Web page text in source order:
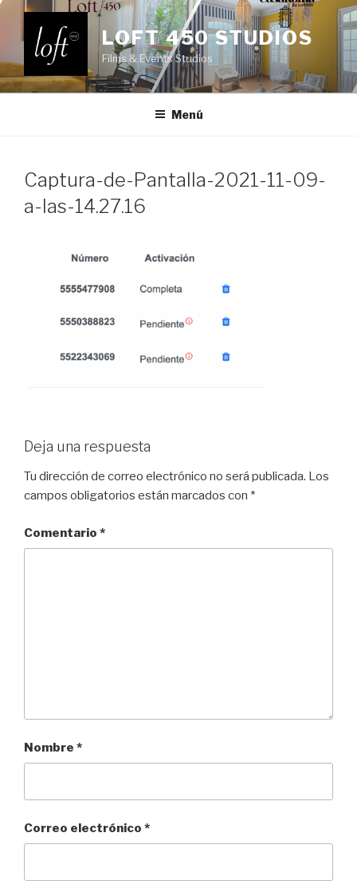
Saltar
contenido
LOFT 450 STUDIOS
Films & Events Studios
Menú
Captura-de-Pantalla-2021-11-09-
a-las-14.27.16
Deja una respuesta
Tu dirección de correo electrónico no será publicada. Los
campos obligatorios están marcados con *
Comentario *
Nombre *
Correo electrónico *